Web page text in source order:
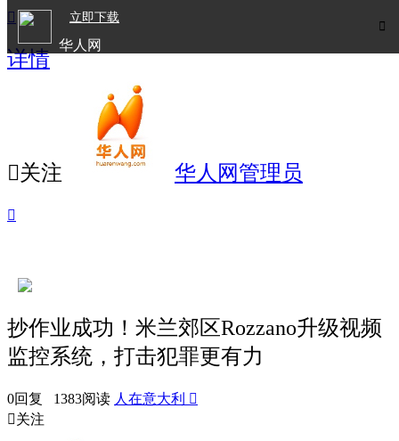

立即下载
华人网

详情
关注 华人网管理员

抄作业成功！米兰郊区Rozzano升级视频
监控系统，打击犯罪更有力
0回复 1383阅读 人在意大利 
关注